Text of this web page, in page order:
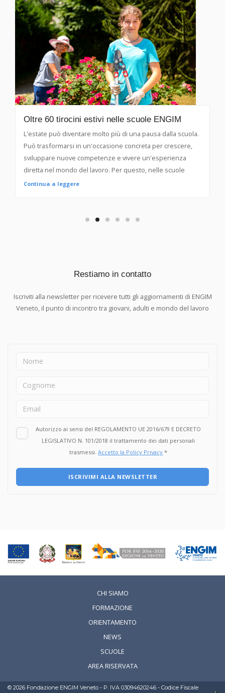
Oltre 60 tirocini estivi nelle scuole ENGIM
L'estate può diventare molto più di una pausa dalla scuola.
Può trasformarsi in un'occasione concreta per crescere,
sviluppare nuove competenze e vivere un'esperienza
diretta nel mondo del lavoro. Per questo, nelle scuole
ENGIM Veneto, sono stati attivati oltre 60 tirocini estivi di
Un'opportunità rivolta agli studenti che, anche d’estate,
con il mondo del lavoro, conoscere da vicino
appreso nei laboratori durante l’anno scolastico e
sviluppare quelle competenze trasversali oggi sempre più
occasione di orientamento. Vivere un'esperienza concreta
confermare l'interesse verso un settore professionale o
future scelte formative e lavorative. Questa iniziativa è
partner di ENGIM che, ancora una volta, hanno scelto di
hanno accolto questa iniziativa e ai nostri studenti che
hanno scelto di mettersi in gioco anche durante l'estate,
Continua a leggere
Restiamo in contatto
Iscriviti alla newsletter per ricevere tutti gli aggiornamenti di ENGIM
Veneto, il punto di incontro tra giovani, adulti e mondo del lavoro
Autorizzo ai sensi del REGOLAMENTO UE 2016/679 E DECRETO
LEGISLATIVO N. 101/2018 il trattamento dei dati personali
trasmessi.Accetto la Policy Privacy *
ISCRIVIMI ALLA NEWSLETTER
CHI SIAMO
FORMAZIONE
ORIENTAMENTO
NEWS
SCUOLE
AREA RISERVATA
© 2026 Fondazione ENGIM Veneto - P. IVA 03094620246 - Codice Fiscale